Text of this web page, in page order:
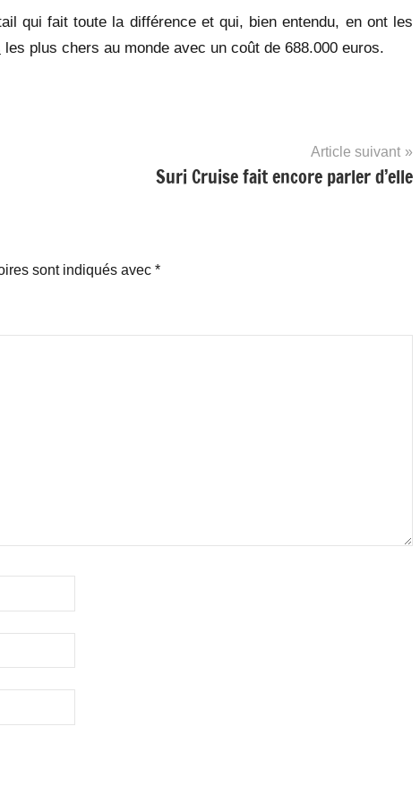
qui fait toute la différence et qui, bien entendu, en ont les
les plus chers au monde avec un coût de 688.000 euros.
Article suivant
Suri Cruise fait encore parler d’elle
sont indiqués avec *